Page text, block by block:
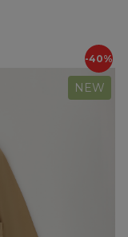
-40%
NEW